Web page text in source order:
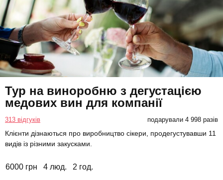
Тур на виноробню з дегустацією
медових вин для компанії
313 відгуків подарували 4 998 разів
Клієнти дізнаються про виробництво сікери, продегустувавши 11
видів із різними закусками.
6000 грн 4 люд. 2 год.